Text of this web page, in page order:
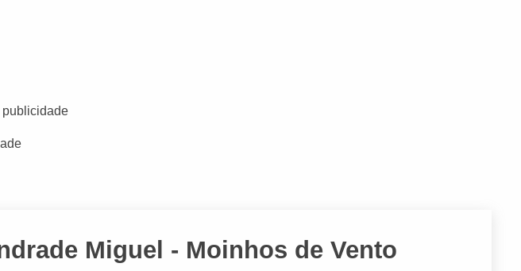
Miguel - Moinhos de Vento